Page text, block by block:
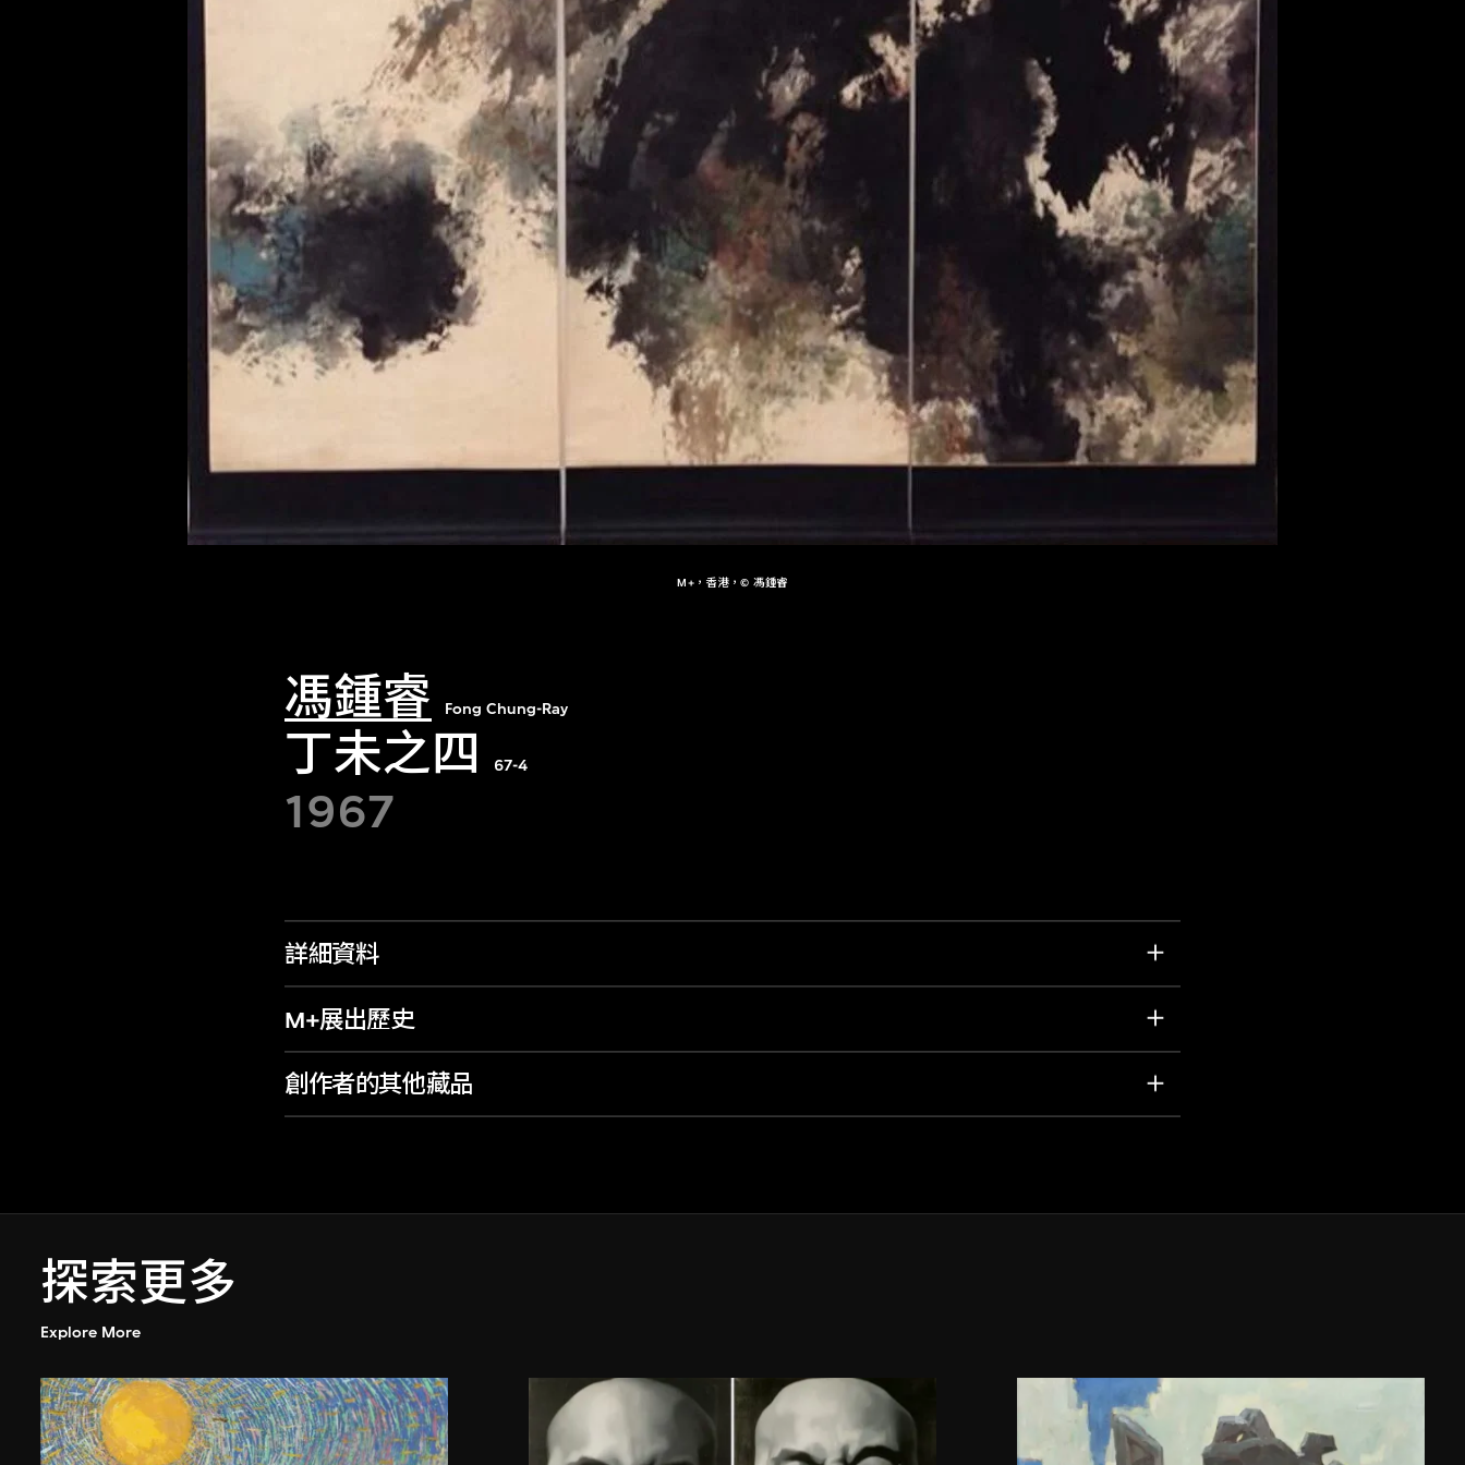
M+，香港，© 馮鍾睿
馮鍾睿 Fong Chung-Ray
丁未之四 67-4
1967
詳細資料
M+展出歷史
創作者的其他藏品
探索更多
Explore More